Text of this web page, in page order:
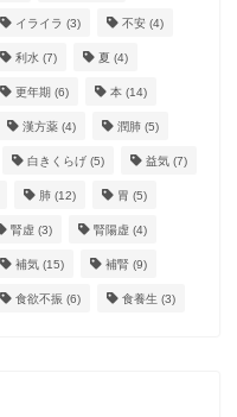
イライラ (3) 不安 (4)
利水 (7) 夏 (4)
更年期 (6) 本 (14)
漢方薬 (4) 潤肺 (5)
白きくらげ (5) 益気 (7)
肺 (12) 胃 (5)
腎虚 (3) 腎陽虚 (4)
補気 (15) 補腎 (9)
食欲不振 (6) 食養生 (3)